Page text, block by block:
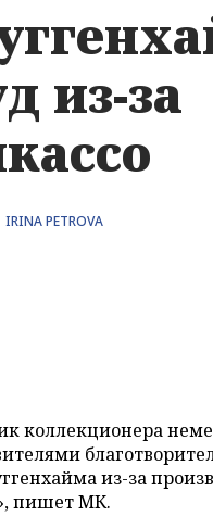
из-за
IRINA PETROVA
коллекционера
из-за
пишет МК.